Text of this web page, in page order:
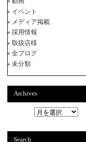
イベント
メディア掲載
採用情報
取扱店様
全ブログ
未分類
Archives
h
Search